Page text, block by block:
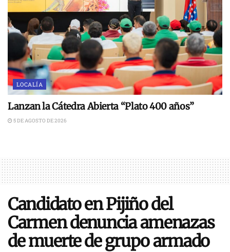
LOCALÍA
Lanzan la Cátedra Abierta “Plato 400 años”
5 DE AGOSTO DE 2026
Candidato en Pijiño del
Carmen denuncia amenazas
de muerte de grupo armado